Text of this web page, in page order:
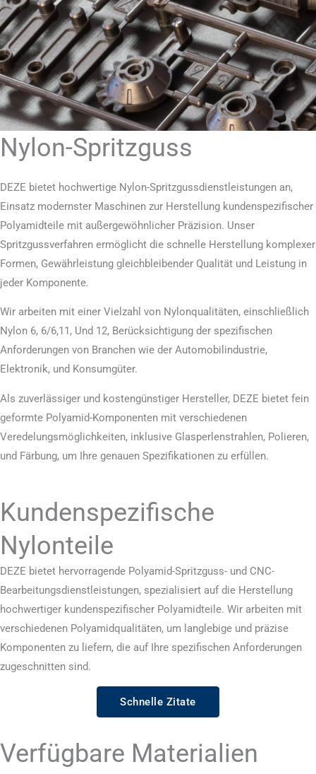
Nylon-Spritzguss
DEZE bietet hochwertige Nylon-Spritzgussdienstleistungen an,
Einsatz modernster Maschinen zur Herstellung kundenspezifischer
Polyamidteile mit außergewöhnlicher Präzision. Unser
Spritzgussverfahren ermöglicht die schnelle Herstellung komplexer
Formen, Gewährleistung gleichbleibender Qualität und Leistung in
jeder Komponente.
Wir arbeiten mit einer Vielzahl von Nylonqualitäten, einschließlich
Nylon 6, 6/6,11, Und 12, Berücksichtigung der spezifischen
Anforderungen von Branchen wie der Automobilindustrie,
Elektronik, und Konsumgüter.
Als zuverlässiger und kostengünstiger Hersteller, DEZE bietet fein
geformte Polyamid-Komponenten mit verschiedenen
Veredelungsmöglichkeiten, inklusive Glasperlenstrahlen, Polieren,
und Färbung, um Ihre genauen Spezifikationen zu erfüllen.
Kundenspezifische
Nylonteile
DEZE bietet hervorragende Polyamid-Spritzguss- und CNC-
Bearbeitungsdienstleistungen, spezialisiert auf die Herstellung
hochwertiger kundenspezifischer Polyamidteile. Wir arbeiten mit
verschiedenen Polyamidqualitäten, um langlebige und präzise
Komponenten zu liefern, die auf Ihre spezifischen Anforderungen
zugeschnitten sind.
Schnelle Zitate
Verfügbare Materialien